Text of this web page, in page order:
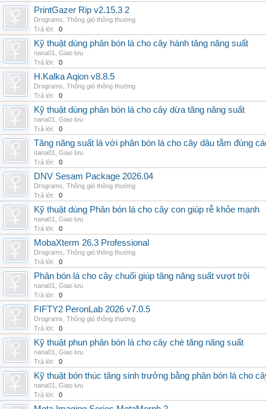
PrintGazer Rip v2.15.3 2
Drograms Thông gió thông thường
Trả lời:
0
Kỹ thuật dùng phân bón lá cho cây hành tăng năng suất
nana01
Giao lưu
Trả lời:
0
H.Kalka Aqion v8.8.5
Drograms Thông gió thông thường
Trả lời:
0
Kỹ thuật dùng phân bón lá cho cây dừa tăng năng suất
nana01
Giao lưu
Trả lời:
0
Tăng năng suất lá với phân bón lá cho cây dâu tằm đúng
nana01
Giao lưu
Trả lời:
0
DNV Sesam Package 2026.04
Drograms Thông gió thông thường
Trả lời:
0
Kỹ thuật dùng Phân bón lá cho cây con giúp rễ khỏe mạnh
nana01
Giao lưu
Trả lời:
0
MobaXterm 26.3 Professional
Drograms Thông gió thông thường
Trả lời:
0
Phân bón lá cho cây chuối giúp tăng năng suất vượt trội
nana01
Giao lưu
Trả lời:
0
FIFTY2 PeronLab 2026 v7.0.5
Drograms Thông gió thông thường
Trả lời:
0
Kỹ thuật phun phân bón lá cho cây chè tăng năng suất
nana01
Giao lưu
Trả lời:
0
Kỹ thuật bón thúc tăng sinh trưởng bằng phân bón lá cho
nana01
Giao lưu
Trả lời:
0